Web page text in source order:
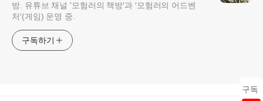
구독
방. 유튜브 채널 '모험러의 책방'과 ′모험러의 어드벤
처′(게임) 운영 중.
구독하기